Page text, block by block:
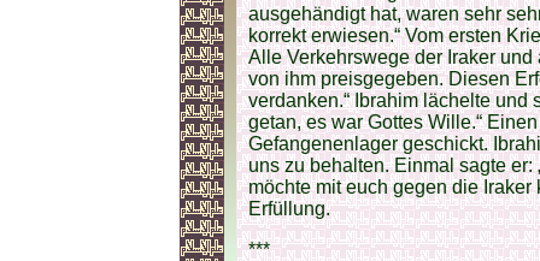
ausgehändigt hat, waren sehr
korrekt erwiesen.“ Vom ersten
Alle Verkehrswege der Iraker
von ihm preisgegeben. Diesen
verdanken.“ Ibrahim lächelte und
getan, es war Gottes Wille.“
Gefangenenlager geschickt.
uns zu behalten. Einmal sagte
möchte mit euch gegen die Iraker
Erfüllung.
***